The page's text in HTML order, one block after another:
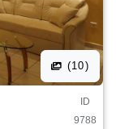
(10)
ID
9788